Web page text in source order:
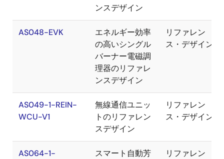
ンスデザイン
AS048-EVK
エネルギー効率
の高いシングル
バーナー電磁調
理器のリファレ
ンスデザイン
リファレン
ス・デザイン
AS049-1-REIN-
WCU-V1
無線通信ユニッ
トのリファレン
スデザイン
リファレン
ス・デザイン
AS064-1-
スマート自動芳
リファレン